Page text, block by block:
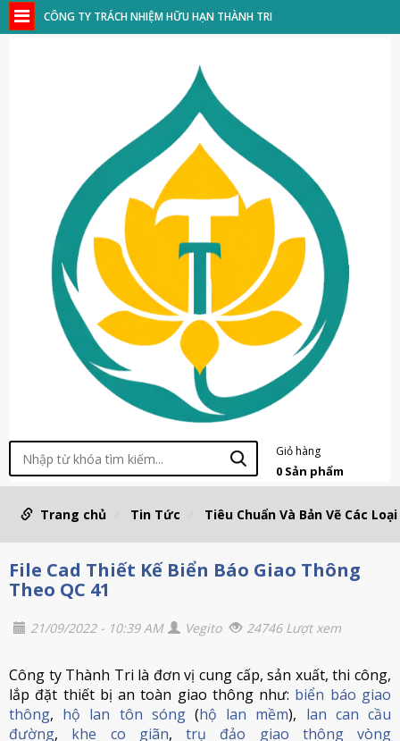
CÔNG TY TRÁCH NHIỆM HỮU HẠN THÀNH TRI
Giỏ hàng
0 Sản phẩm
Trang chủ Tin Tức Tiêu Chuẩn Và Bản Vẽ Các Loại
File Cad Thiết Kế Biển Báo Giao Thông
Theo QC 41
21/09/2022 - 10:39 AM Vegito 24746 Lượt xem
Công ty Thành Tri là đơn vị cung cấp, sản xuất, thi công,
lắp đặt thiết bị an toàn giao thông như: biển báo giao
thông, hộ lan tôn sóng(hộ lan mềm), lan can cầu
đường, khe co giãn, trụ đảo giao thông vòng